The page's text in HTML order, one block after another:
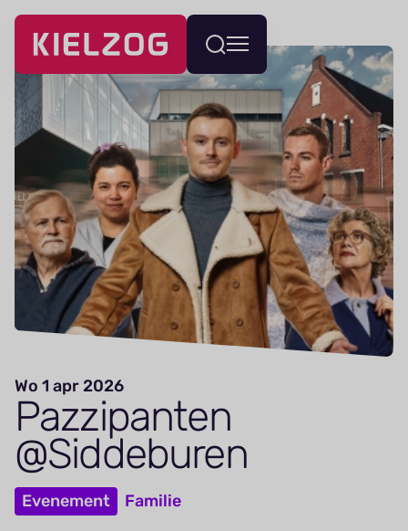
Navigatie
overslaan
Wissel
menu
Wo 1 apr 2026
Paz­zi­panten
@Siddeburen
Evenement Familie